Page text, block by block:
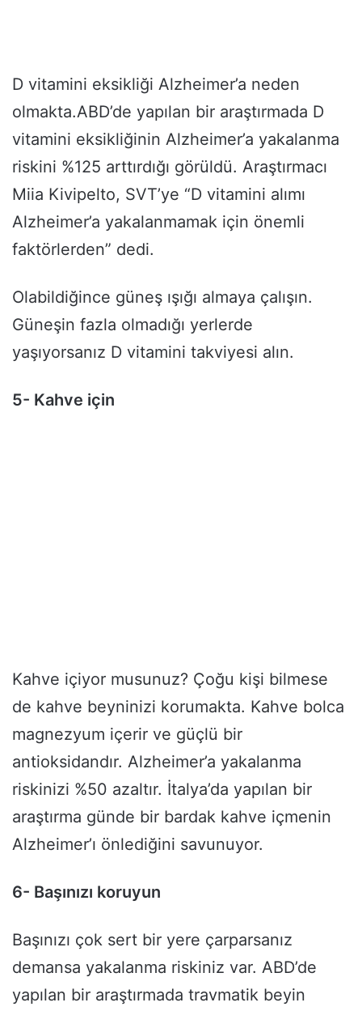
D vitamini eksikliği Alzheimer’a neden
olmakta.ABD’de yapılan bir araştırmada D
vitamini eksikliğinin Alzheimer’a yakalanma
riskini %125 arttırdığı görüldü. Araştırmacı
Miia Kivipelto, SVT’ye “D vitamini alımı
Alzheimer’a yakalanmamak için önemli
faktörlerden” dedi.
Olabildiğince güneş ışığı almaya çalışın.
Güneşin fazla olmadığı yerlerde
yaşıyorsanız D vitamini takviyesi alın.
5- Kahve için
Kahve içiyor musunuz? Çoğu kişi bilmese
de kahve beyninizi korumakta. Kahve bolca
magnezyum içerir ve güçlü bir
antioksidandır. Alzheimer’a yakalanma
riskinizi %50 azaltır. İtalya’da yapılan bir
araştırma günde bir bardak kahve içmenin
Alzheimer’ı önlediğini savunuyor.
6- Başınızı koruyun
Başınızı çok sert bir yere çarparsanız
demansa yakalanma riskiniz var. ABD’de
yapılan bir araştırmada travmatik beyin